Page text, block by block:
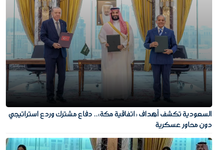
السعودية تكشف أهداف «اتفاقية مكة».. دفاع مشترك وردع استراتيجي
دون محاور عسكرية